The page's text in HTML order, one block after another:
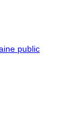
public